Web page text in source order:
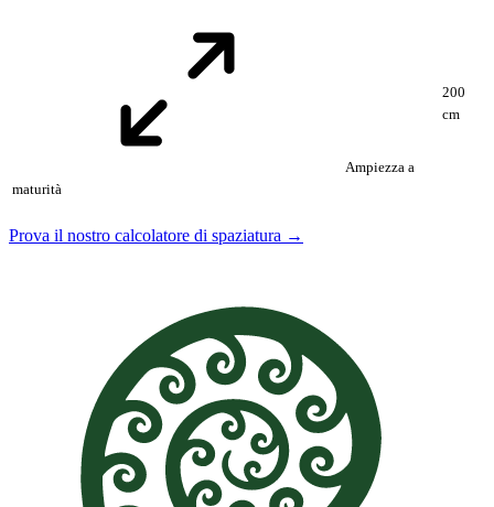
Ampiezza a
maturità
200
cm
Prova il nostro calcolatore di spaziatura →